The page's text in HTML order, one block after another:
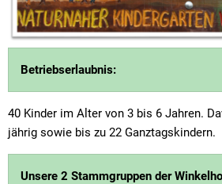
Livestream Sitzungen auf
Wahlergebnisse
Baugrundstücke
Straßenausbaupläne
Wiederkehrende
Gewerbe-Anmeldung/
Betriebserlaubnis:
40 Kinder im Alter von 3 bis 6 Jahren.
jährig sowie bis zu 22 Ganztagskindern.
Unsere 2 Stammgruppen der